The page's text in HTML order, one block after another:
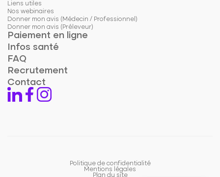
Liens utiles
Nos webinaires
Donner mon avis (Médecin / Professionnel)
Donner mon avis (Préleveur)
Paiement en ligne
Infos santé
FAQ
Recrutement
Contact
Politique de confidentialité
Mentions légales
Plan du site